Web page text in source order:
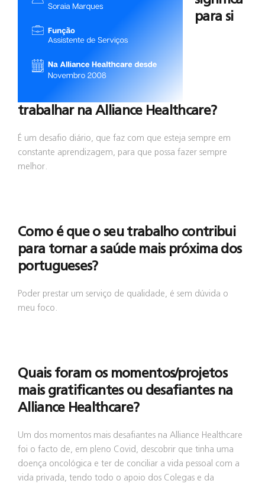
para si
trabalhar na Alliance Healthcare?
É um desafio diário, que faz com que esteja sempre em
constante aprendizagem, para que possa fazer sempre
melhor.
Como é que o seu trabalho contribui
para tornar a saúde mais próxima dos
portugueses?
Poder prestar um serviço de qualidade, é sem dúvida o
meu foco.
Quais foram os momentos/projetos
mais gratificantes ou desafiantes na
Alliance Healthcare?
Um dos momentos mais desafiantes na Alliance Healthcare
foi o facto de, em pleno Covid, descobrir que tinha uma
doença oncológica e ter de conciliar a vida pessoal com a
vida privada, tendo todo o apoio dos Colegas e da